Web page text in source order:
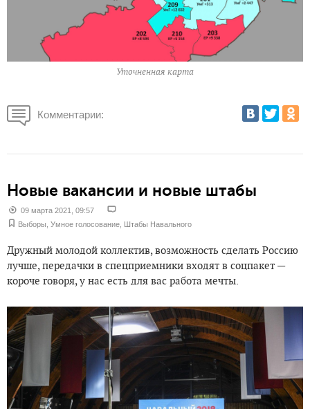
Уточненная карта
Комментарии:
Новые вакансии и новые штабы
09 марта 2021, 09:57
Выборы Умное голосование Штабы Навального
Дружный молодой коллектив, возможность сделать Россию
лучше, передачки в спецприемники входят в соцпакет —
короче говоря, у нас есть для вас работа мечты.